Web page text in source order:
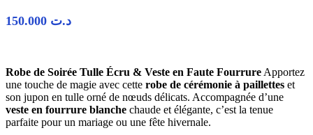
د.ت
Robe de Soirée Tulle Écru & Veste en Faute Fourrure Apportez
une touche de magie avec cette robe de cérémonie à paillettes et
son jupon en tulle orné de nœuds délicats. Accompagnée d’une
veste en fourrure blanche chaude et élégante, c’est la tenue
parfaite pour un mariage ou une fête hivernale.